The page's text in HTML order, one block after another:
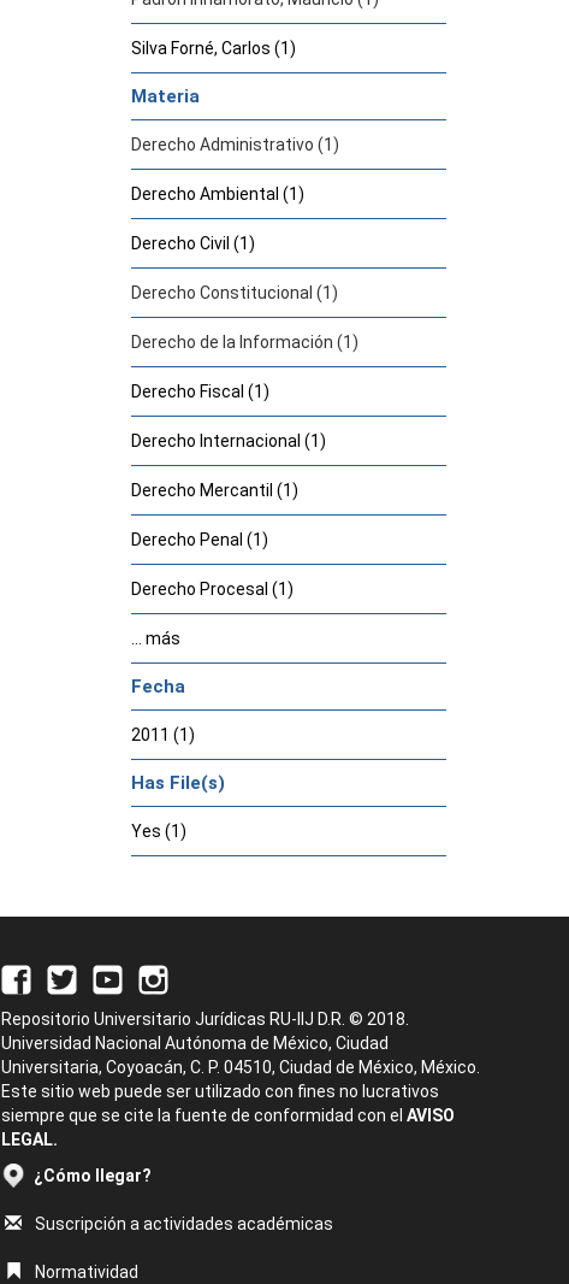
Silva Forné, Carlos (1)
Materia
Derecho Administrativo (1)
Derecho Ambiental (1)
Derecho Civil (1)
Derecho Constitucional (1)
Derecho de la Información (1)
Derecho Fiscal (1)
Derecho Internacional (1)
Derecho Mercantil (1)
Derecho Penal (1)
Derecho Procesal (1)
... más
Fecha
2011 (1)
Has File(s)
Yes (1)
Repositorio Universitario Jurídicas RU-IIJ D.R. © 2018.
Universidad Nacional Autónoma de México, Ciudad
Universitaria, Coyoacán, C. P. 04510, Ciudad de México, México.
Este sitio web puede ser utilizado con fines no lucrativos
siempre que se cite la fuente de conformidad con el AVISO
LEGAL.
¿Cómo llegar?
Suscripción a actividades académicas
Normatividad